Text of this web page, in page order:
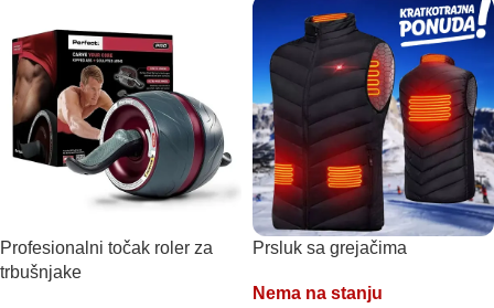
Profesionalni točak roler za
trbušnjake
Prsluk sa grejačima
Nema na stanju